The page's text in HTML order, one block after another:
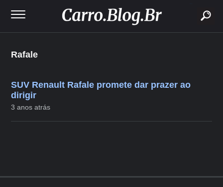
Rafale
SUV Renault Rafale promete dar prazer ao
dirigir
3 anos atrás